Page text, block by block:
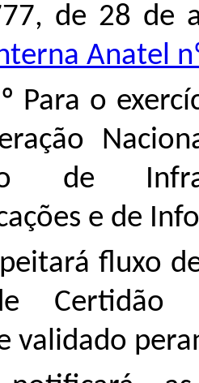
de 28 de
Anatel
Para o
de
e de
fluxo
Certidão
validado